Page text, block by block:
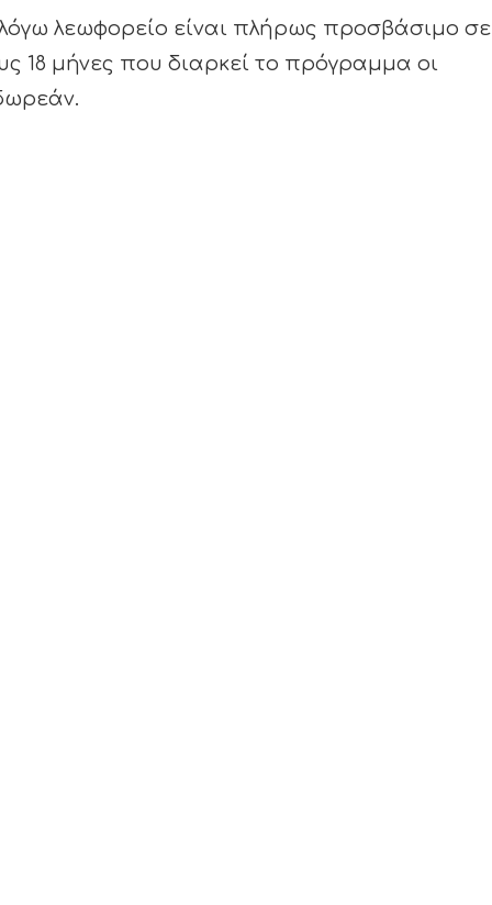
λόγω λεωφορείο είναι πλήρως προσβάσιμο σε
18 μήνες που διαρκεί το πρόγραμμα οι